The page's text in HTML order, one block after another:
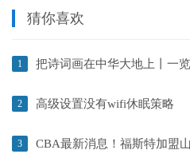
猜你喜欢
1
2 高级设置没有wifi休眠策略
3